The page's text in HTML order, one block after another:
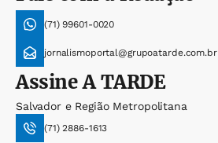
(71) 99601-0020
jornalismoportal@grupoatarde.com.br
AssineA TARDE
Salvador e Região Metropolitana
(71) 2886-1613